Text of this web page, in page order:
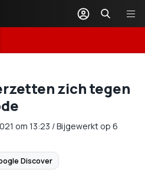
zich tegen
om 13:23 /Bijgewerkt op 6
Discover